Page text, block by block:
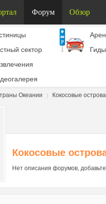
Форум Обзор
сектор
Гиды
Океании Кокосовые острова
Кокосовые
Нет описания форумов,